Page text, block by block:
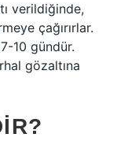
verildiğinde,
çağırırlar.
10 gündür.
gözaltına